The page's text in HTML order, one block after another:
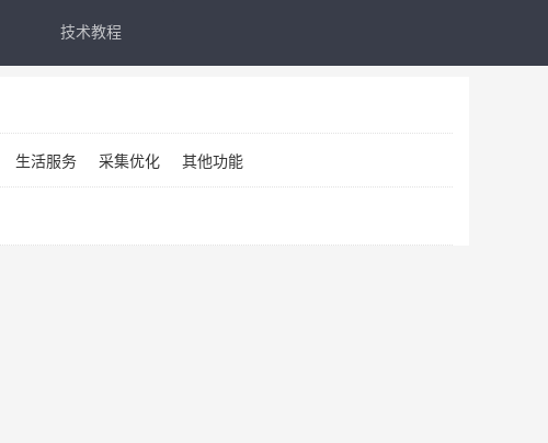
技术教程
生活服务 采集优化 其他功能